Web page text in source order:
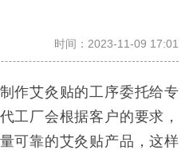
时间：2023-11-09 17:01
作艾灸贴的工序委托给专
工厂会根据客户的要求，
可靠的艾灸贴产品，这样